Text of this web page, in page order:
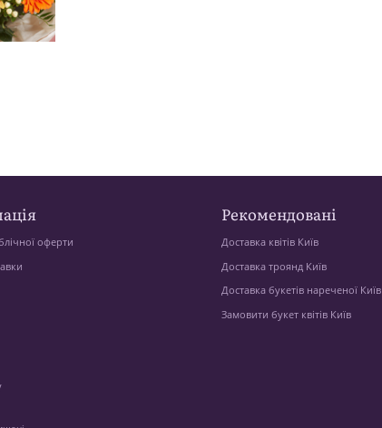
оферти
Рекомендовані
Доставка квітів Київ
Доставка троянд Київ
Доставка букетів нареченої Київ
Замовити букет квітів Київ